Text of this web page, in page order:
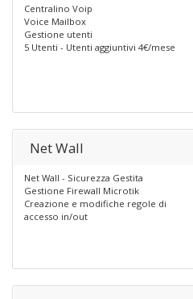
Centralino Voip
Voice Mailbox
Gestione utenti
5 Utenti - Utenti aggiuntivi 4€/mese
Net Wall
Net Wall - Sicurezza Gestita
Gestione Firewall Microtik
Creazione e modifiche regole di
accesso in/out